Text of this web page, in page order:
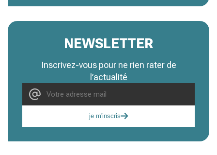
NEWSLETTER
Inscrivez-vous pour ne rien rater de
l’actualité
je m'inscris